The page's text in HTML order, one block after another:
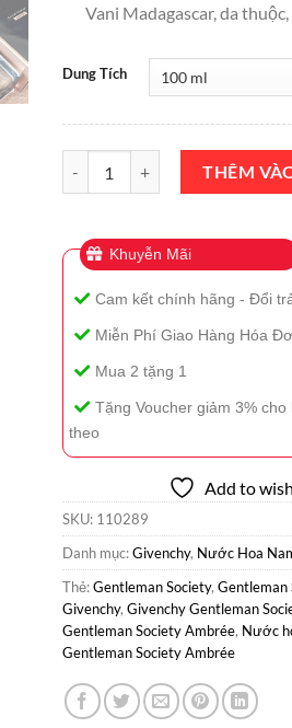
Vani Madagascar, da
Dung Tích
Nước Hoa Givenchy Gentleman
THÊM
Khuyễn Mãi
Cam kết chính hãng - Đổi
Miễn Phí Giao Hàng Hóa
Mua 2 tặng 1
Tặng Voucher giảm 3%
theo
Add to
SKU: 110289
Danh mục:Givenchy, Nước Hoa
Thẻ:Gentleman Society, Gentleman
Givenchy, Givenchy Gentleman
Gentleman Society Ambrée, Nước
Gentleman Society Ambrée